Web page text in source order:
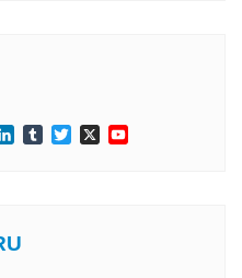
LinkedInTumblrTwitter
X